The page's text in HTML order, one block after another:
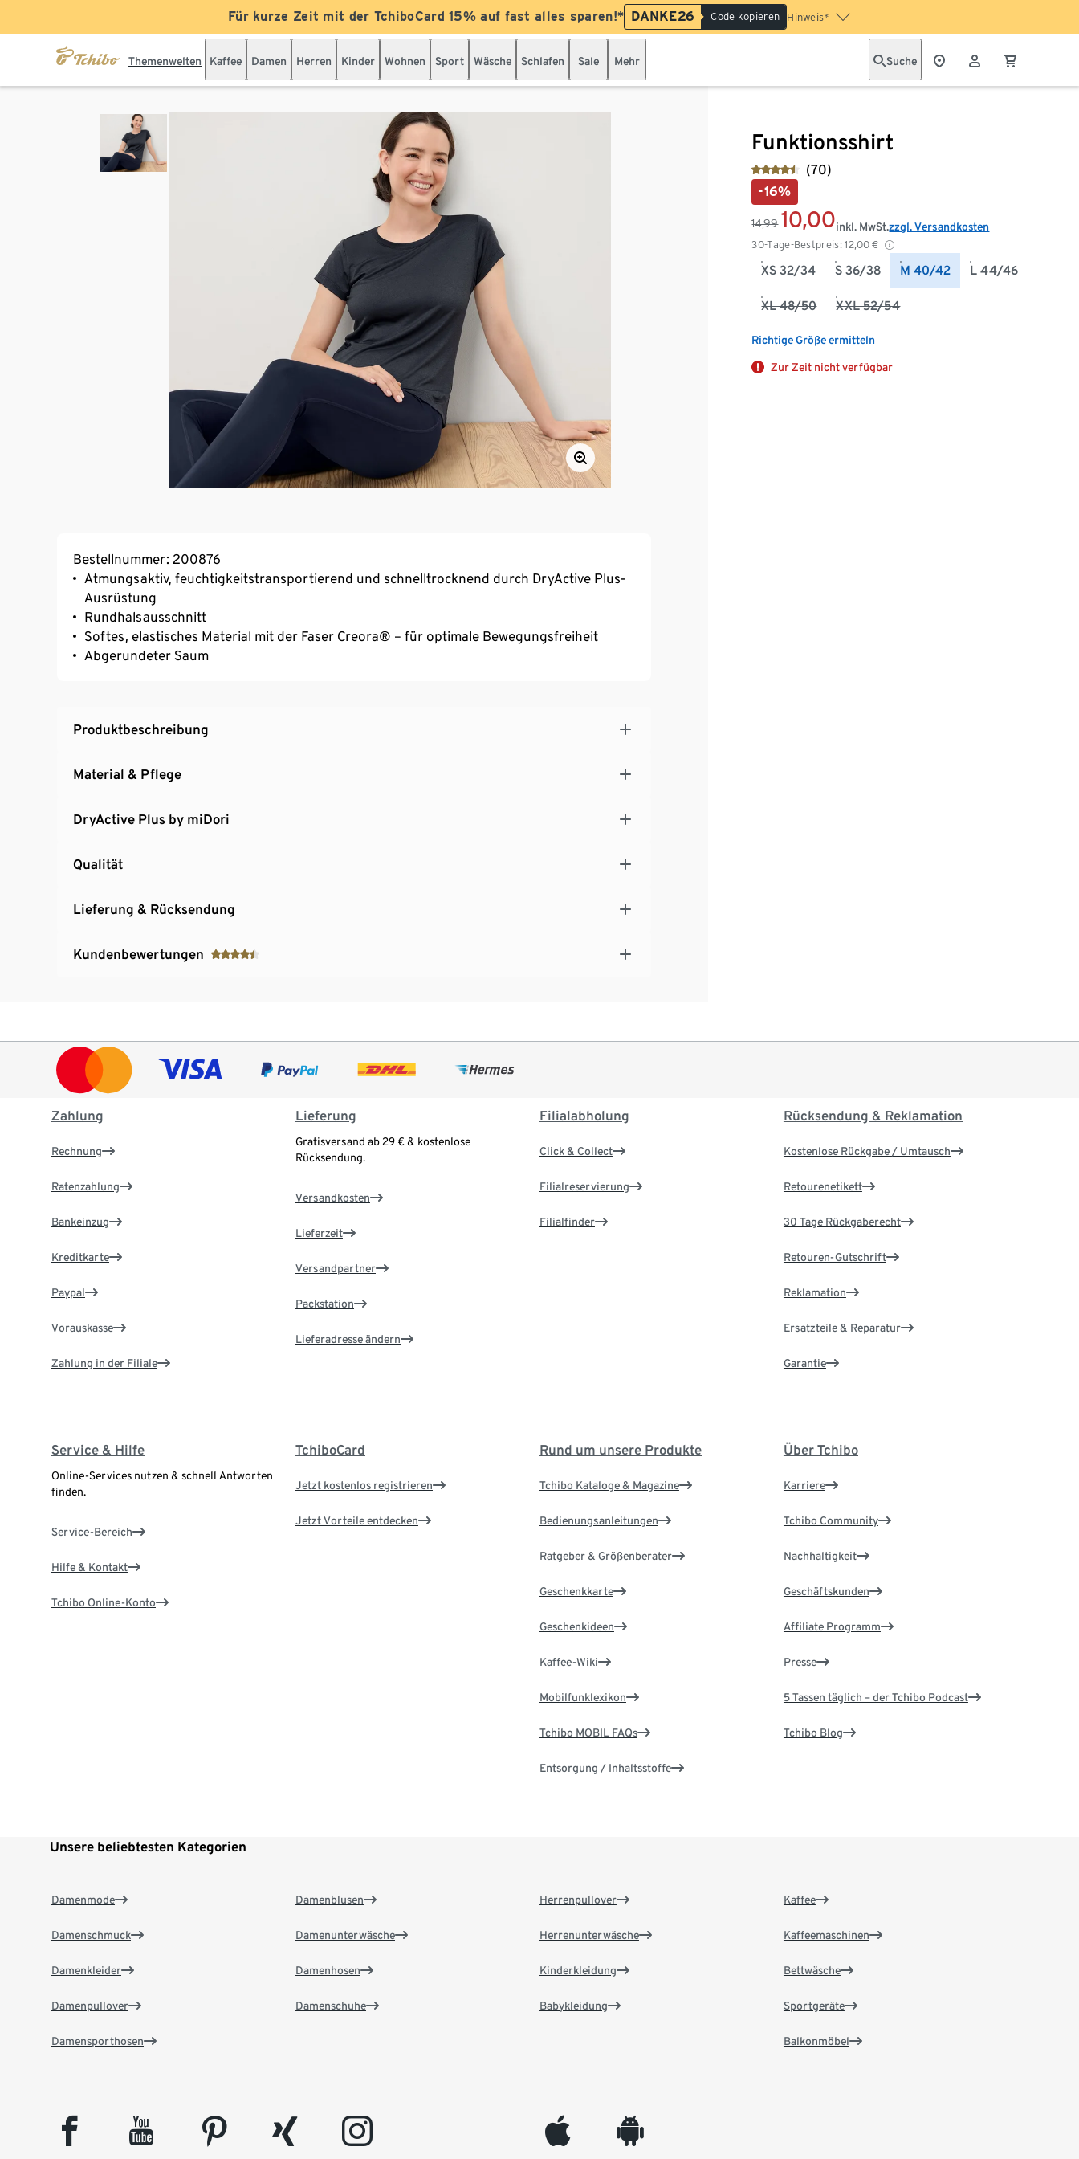
Für kurze Zeit mit der TchiboCard 15% auf fast alles sparen!* DANKE26 Code kopieren Hinweis*
Themenwelten Kaffee Damen Herren Kinder Wohnen Sport Wäsche Schlafen Sale Mehr Suche
Funktionsshirt
(70)
-16%
14,99 10,00
30-Tage-Bestpreis: 12,00 €
inkl. MwSt.zzgl. Versandkosten
XS 32/34 S 36/38 M 40/42 L 44/46
XL 48/50 XXL 52/54
Richtige Größe ermitteln
Zur Zeit nicht verfügbar
Bestellnummer: 200876
Atmungsaktiv, feuchtigkeitstransportierend und schnelltrocknend durch DryActive Plus-
Ausrüstung
Rundhalsausschnitt
Softes, elastisches Material mit der Faser Creora® – für optimale Bewegungsfreiheit
Abgerundeter Saum
Produktbeschreibung
Material & Pflege
DryActive Plus by miDori
Qualität
Lieferung & Rücksendung
Kundenbewertungen
Zahlung
Rechnung
Ratenzahlung
Bankeinzug
Kreditkarte
Paypal
Vorauskasse
Zahlung in der Filiale
Lieferung
Gratisversand ab 29 € & kostenlose
Rücksendung.
Versandkosten
Lieferzeit
Versandpartner
Packstation
Lieferadresse ändern
Filialabholung
Click & Collect
Filialreservierung
Filialfinder
Rücksendung & Reklamation
Kostenlose Rückgabe / Umtausch
Retourenetikett
30 Tage Rückgaberecht
Retouren-Gutschrift
Reklamation
Ersatzteile & Reparatur
Garantie
Service & Hilfe
Online-Services nutzen & schnell Antworten
finden.
Service-Bereich
Hilfe & Kontakt
Tchibo Online-Konto
TchiboCard
Jetzt kostenlos registrieren
Jetzt Vorteile entdecken
Rund um unsere Produkte
Tchibo Kataloge & Magazine
Bedienungsanleitungen
Ratgeber & Größenberater
Geschenkkarte
Geschenkideen
Kaffee-Wiki
Mobilfunklexikon
Tchibo MOBIL FAQs
Entsorgung / Inhaltsstoffe
Über Tchibo
Karriere
Tchibo Community
Nachhaltigkeit
Geschäftskunden
Affiliate Programm
Presse
5 Tassen täglich – der Tchibo Podcast
Tchibo Blog
Unsere beliebtesten Kategorien
Damenmode
Damenschmuck
Damenkleider
Damenpullover
Damensporthosen
Damenblusen
Damenunterwäsche
Damenhosen
Damenschuhe
Herrenpullover
Herrenunterwäsche
Kinderkleidung
Babykleidung
Kaffee
Kaffeemaschinen
Bettwäsche
Sportgeräte
Balkonmöbel
facebook youtube pinterest xing instagram appleinc android